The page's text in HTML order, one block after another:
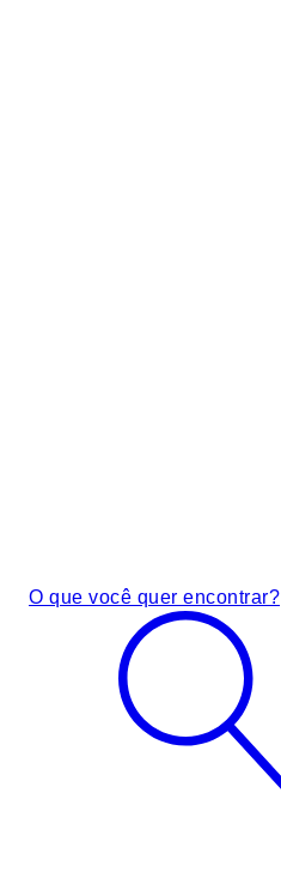
O que você quer encontrar?